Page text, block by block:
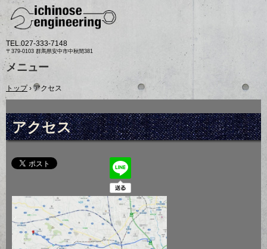
TEL.027-333-7148
〒379-0103 群馬県安中市中秋間381
メニュー
コ
ン
テ
ン
ツ
へ
ス
ッ
トップ › アクセス
アクセス